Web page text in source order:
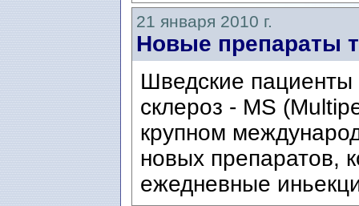
21 января 2010 г.
Новые препараты
Шведские пациенты
склероз - MS
крупном
новых препаратов,
ежедневные